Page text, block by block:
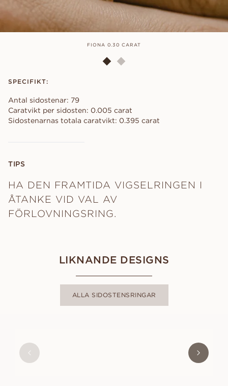
FIONA 0.30 CARAT
SPECIFIKT:
Antal sidostenar: 79
Caratvikt per sidosten: 0.005 carat
Sidostenarnas totala caratvikt: 0.395 carat
TIPS
HA DEN FRAMTIDA VIGSELRINGEN I
ÅTANKE VID VAL AV
FÖRLOVNINGSRING.
LIKNANDE DESIGNS
ALLA SIDOSTENSRINGAR